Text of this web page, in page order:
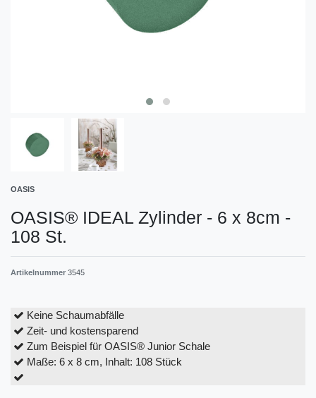
OASIS
OASIS® IDEAL Zylinder - 6 x 8cm -
108 St.
Artikelnummer 3545
Keine Schaumabfälle
Zeit- und kostensparend
Zum Beispiel für OASIS® Junior Schale
Maße: 6 x 8 cm, Inhalt: 108 Stück